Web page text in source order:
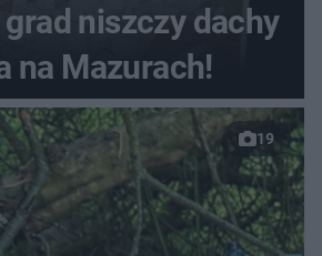
niszczy dachy
na Mazurach!
19